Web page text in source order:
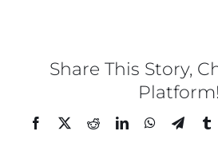
TEDx
À-propos
Share This Story,
Platform!
Facebook
TwitterRedditLinkedInWhatsApp